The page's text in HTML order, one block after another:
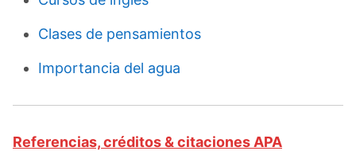
Clases de pensamientos
Importancia del agua
Referencias, créditos & citaciones APA